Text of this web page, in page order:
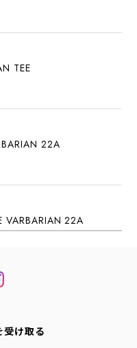
TEE
22A
22A
受け取る